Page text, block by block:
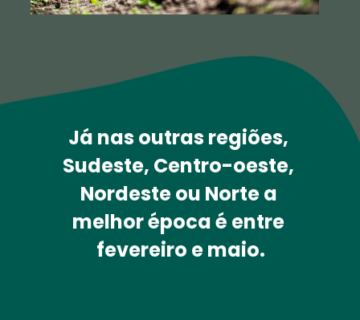
Já nas outras regiões,
Sudeste, Centro-oeste,
Nordeste ou Norte a
fevereiro e maio.